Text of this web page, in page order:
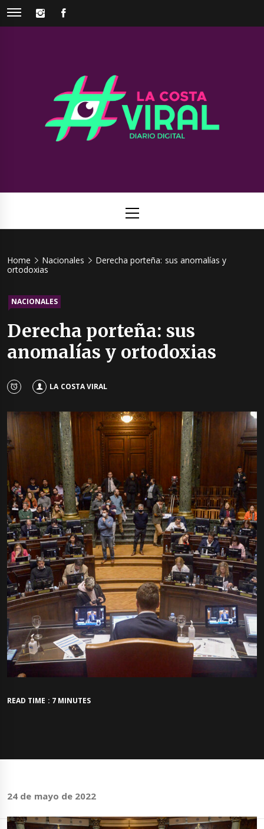
Skip
INSTAGRAM
Viral
Menu
Home Nacionales
Derecha porteña: sus anomalías y
ortodoxias
NACIONALES
Derecha porteña: sus
anomalías y ortodoxias
LA COSTA VIRAL
READ TIME : 7 MINUTES
24 de mayo de 2022